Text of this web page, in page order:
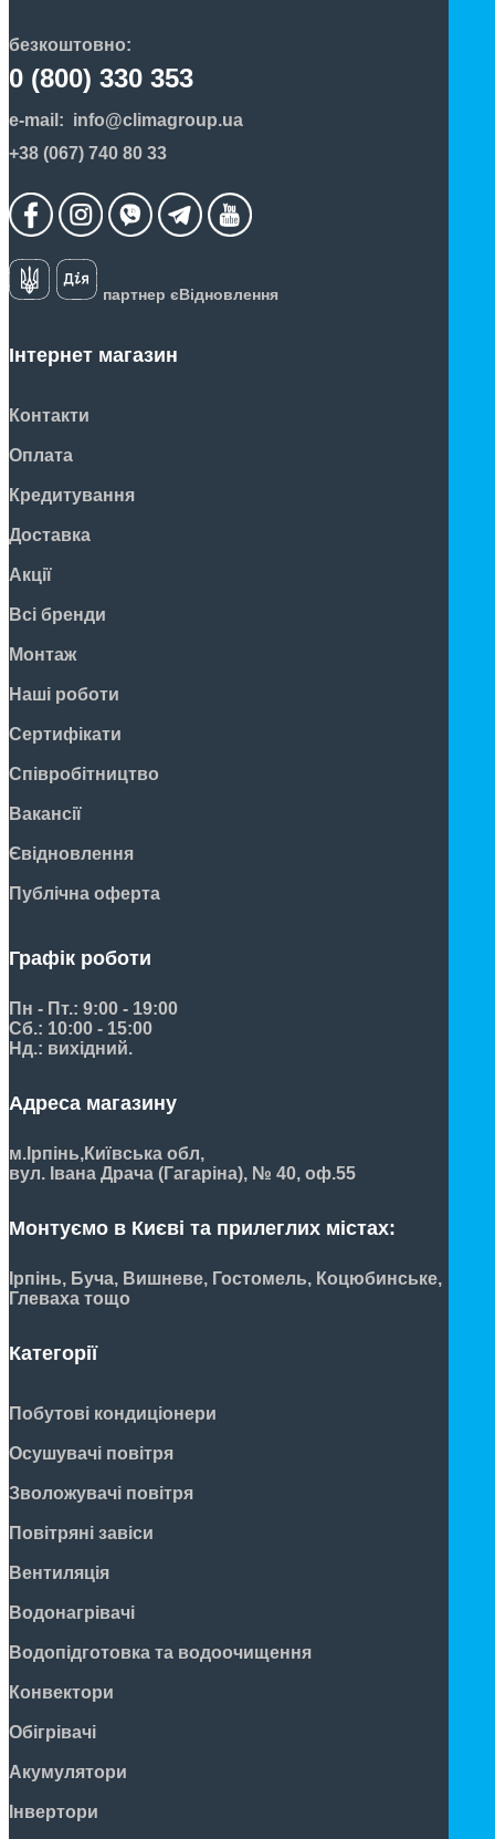
безкоштовно:
0 (800) 330 353
e-mail: info@climagroup.ua
+38 (067) 740 80 33
партнер єВідновлення
Інтернет магазин
Контакти
Оплата
Кредитування
Доставка
Акції
Всі бренди
Монтаж
Наші роботи
Сертифікати
Співробітництво
Вакансії
Євідновлення
Публічна оферта
Графік роботи
Пн - Пт.: 9:00 - 19:00
Сб.: 10:00 - 15:00
Нд.: вихідний.
Адреса магазину
м.Ірпінь,Київська обл,
вул. Івана Драча (Гагаріна), № 40, оф.55
Монтуємо в Києві та прилеглих містах:
Ірпінь, Буча, Вишневе, Гостомель, Коцюбинське,
Глеваха тощо
Категорії
Побутові кондиціонери
Осушувачі повітря
Зволожувачі повітря
Повітряні завіси
Вентиляція
Водонагрівачі
Водопідготовка та водоочищення
Конвектори
Обігрівачі
Акумулятори
Інвертори